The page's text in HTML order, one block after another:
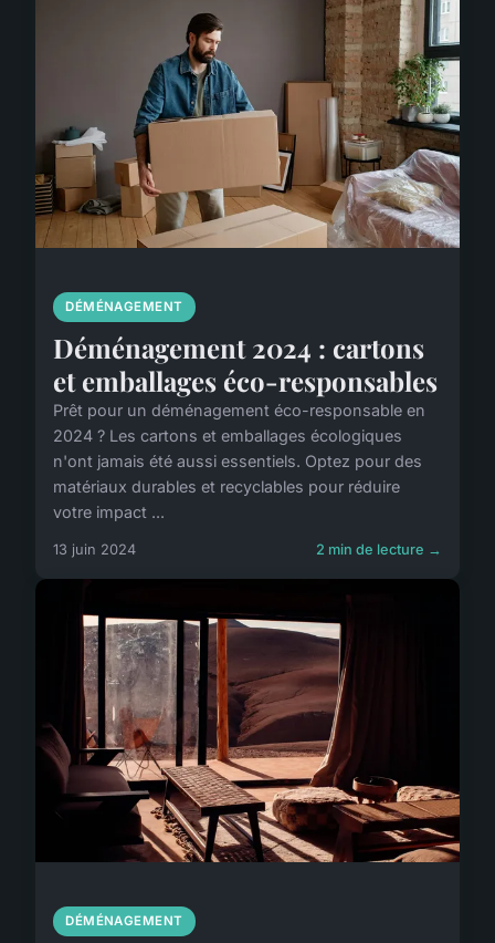
DÉMÉNAGEMENT
Déménagement 2024 : cartons
et emballages éco-responsables
Prêt pour un déménagement éco-responsable en
2024 ? Les cartons et emballages écologiques
n'ont jamais été aussi essentiels. Optez pour des
matériaux durables et recyclables pour réduire
votre impact ...
13 juin 2024 2 min de lecture →
DÉMÉNAGEMENT